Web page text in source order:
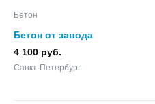
Бетон
Бетон от завода
4 100 руб.
Санкт-Петербург